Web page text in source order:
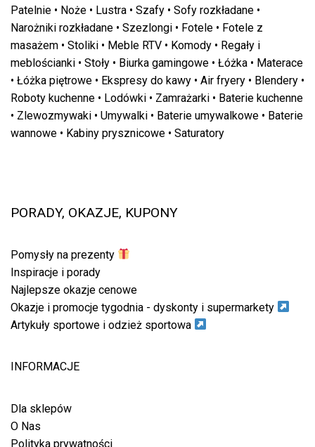
Patelnie • Noże • Lustra • Szafy • Sofy rozkładane •
Narożniki rozkładane • Szezlongi • Fotele • Fotele z
masażem • Stoliki • Meble RTV • Komody • Regały i
meblościanki • Stoły • Biurka gamingowe • Łóżka • Materace
• Łóżka piętrowe • Ekspresy do kawy • Air fryery • Blendery •
Roboty kuchenne • Lodówki • Zamrażarki • Baterie kuchenne
• Zlewozmywaki • Umywalki • Baterie umywalkowe • Baterie
wannowe • Kabiny prysznicowe • Saturatory
PORADY, OKAZJE, KUPONY
Pomysły na prezenty
Inspiracje i porady
Najlepsze okazje cenowe
Okazje i promocje tygodnia - dyskonty i supermarkety
Artykuły sportowe i odzież sportowa
INFORMACJE
Dla sklepów
O Nas
Polityka prywatności